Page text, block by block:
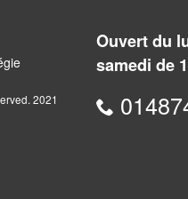
2021
Ouvert du
samedi de